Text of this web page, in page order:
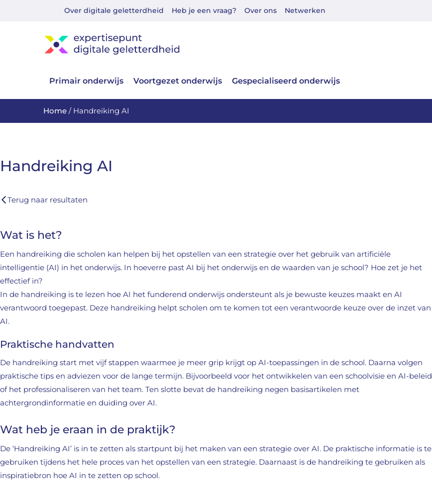
Over digitale geletterdheid Heb je een vraag? Over ons Netwerken
Primair onderwijs Voortgezet onderwijs Gespecialiseerd onderwijs
Home / Handreiking AI
Handreiking AI
Terug naar resultaten
Wat is het?
Een handreiking die scholen kan helpen bij het opstellen van een strategie over het gebruik van artificiële
intelligentie (AI) in het onderwijs. In hoeverre past AI bij het onderwijs en de waarden van je school? Hoe zet je het
effectief in?
In de handreiking is te lezen hoe AI het funderend onderwijs ondersteunt als je bewuste keuzes maakt en AI
verantwoord toegepast. Deze handreiking helpt scholen om te komen tot een verantwoorde keuze over de inzet van
AI.
Praktische handvatten
De handreiking start met vijf stappen waarmee je meer grip krijgt op AI-toepassingen in de school. Daarna volgen
praktische tips en adviezen voor de lange termijn. Bijvoorbeeld voor het ontwikkelen van een schoolvisie en AI-beleid
of het professionaliseren van het team. Ten slotte bevat de handreiking negen basisartikelen met
achtergrondinformatie en duiding over AI.
Wat heb je eraan in de praktijk?
De ‘Handreiking AI’ is in te zetten als startpunt bij het maken van een strategie over AI. De praktische informatie is te
gebruiken tijdens het hele proces van het opstellen van een strategie. Daarnaast is de handreiking te gebruiken als
inspiratiebron hoe AI in te zetten op school.